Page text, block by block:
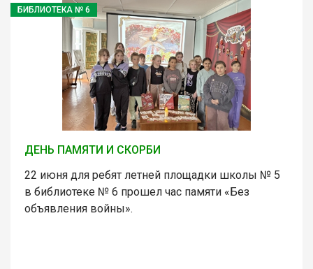
БИБЛИОТЕКА № 6
ДЕНЬ ПАМЯТИ И СКОРБИ
22 июня для ребят летней площадки школы № 5
в библиотеке № 6 прошел час памяти «Без
объявления войны».